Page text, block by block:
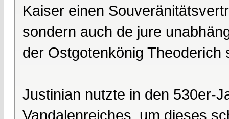
Kaiser einen
sondern auch de jure
der Ostgotenkönig Theoderich
Justinian nutzte in den 530er-
Vandalenreiches, um dieses